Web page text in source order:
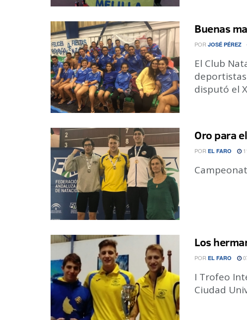
Buenas
POR JOSÉ PÉREZ
El Club
disputó el
Oro para
POR EL FARO
Los
POR EL FARO
I Trofeo
Ciudad